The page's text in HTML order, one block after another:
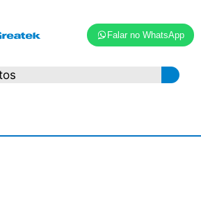
Falar no WhatsApp